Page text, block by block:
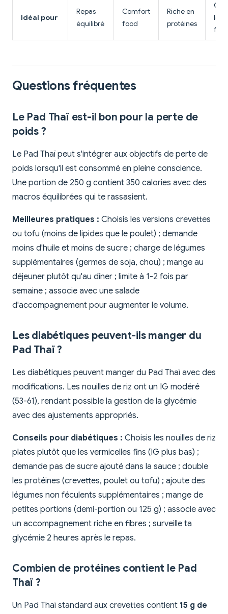
Idéal pour
Repas
équilibré
Comfort
food
Riche en
protéines
Questions fréquentes
Le Pad Thaï est-il bon pour la perte de
poids ?
Le Pad Thaï peut s'intégrer aux objectifs de perte de
poids lorsqu'il est consommé en pleine conscience.
Une portion de 250 g contient 350 calories avec des
macros équilibrées qui te rassasient.
Meilleures pratiques : Choisis les versions crevettes
ou tofu (moins de lipides que le poulet) ; demande
moins d'huile et moins de sucre ; charge de légumes
supplémentaires (germes de soja, chou) ; mange au
déjeuner plutôt qu'au dîner ; limite à 1-2 fois par
semaine ; associe avec une salade
d'accompagnement pour augmenter le volume.
Les diabétiques peuvent-ils manger du
Pad Thaï ?
Les diabétiques peuvent manger du Pad Thaï avec des
modifications. Les nouilles de riz ont un IG modéré
(53-61), rendant possible la gestion de la glycémie
avec des ajustements appropriés.
Conseils pour diabétiques : Choisis les nouilles de riz
plates plutôt que les vermicelles fins (IG plus bas) ;
demande pas de sucre ajouté dans la sauce ; double
les protéines (crevettes, poulet ou tofu) ; ajoute des
légumes non féculents supplémentaires ; mange de
petites portions (demi-portion ou 125 g) ; associe avec
un accompagnement riche en fibres ; surveille ta
glycémie 2 heures après le repas.
Combien de protéines contient le Pad
Thaï ?
Un Pad Thaï standard aux crevettes contient 15 g de